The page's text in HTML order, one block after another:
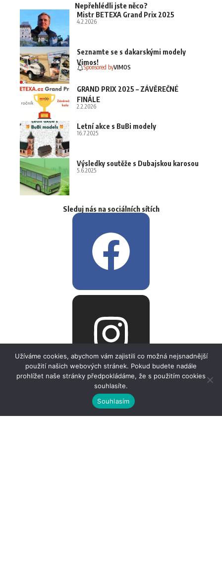
Nepřehlédli jste něco?
Mistr BETEXA Grand Prix 2025
4.2.2026
Seznamte se s dakarskými modely
Vimos!
Sponsored byVIMOS
GRAND PRIX 2025 – ZÁVĚREČNÉ
FINÁLE
2.2.2026
Letní akce s BuBi modely
16.7.2025
Výsledky soutěže s Dubajskou karosou
5.6.2025
Sleduj nás na sociálních sítích
Užíváme cookies, abychom vám zajistili co možná nejsnadnější
použití našich webových stránek. Pokud budete nadále
prohlížet naše stránky předpokládáme, že s použitím cookies
souhlasíte.
Souhlasím